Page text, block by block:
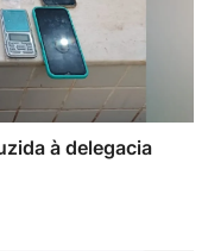
à delegacia